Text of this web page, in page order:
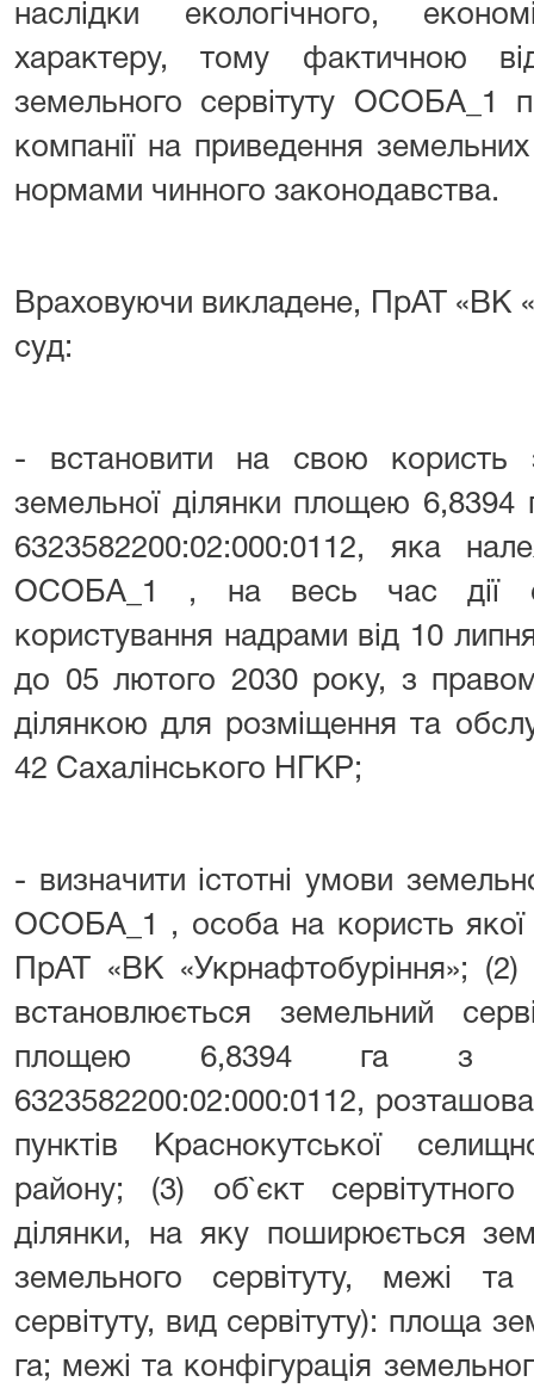
наслідки екологічного,
характеру, тому фактичною
земельного сервітуту ОСОБА_1
компанії на приведення земельних
нормами чинного законодавства.
Враховуючи викладене, ПрАТ «ВК
суд:
- встановити на свою користь
земельної ділянки площею
6323582200:02:000:0112, яка
ОСОБА_1 , на весь час дії
користування надрами від 10
до 05 лютого 2030 року, з
ділянкою для розміщення та
42 Сахалінського НГКР;
- визначити істотні умови
ОСОБА_1 , особа на користь якої
ПрАТ «ВК «Укрнафтобуріння»;
встановлюється земельний
площею 6,8394 га з
6323582200:02:000:0112,
пунктів Краснокутської
району; (3) об`єкт
ділянки, на яку поширюється
земельного сервітуту, межі та
сервітуту, вид сервітуту): площа
га; межі та конфігурація